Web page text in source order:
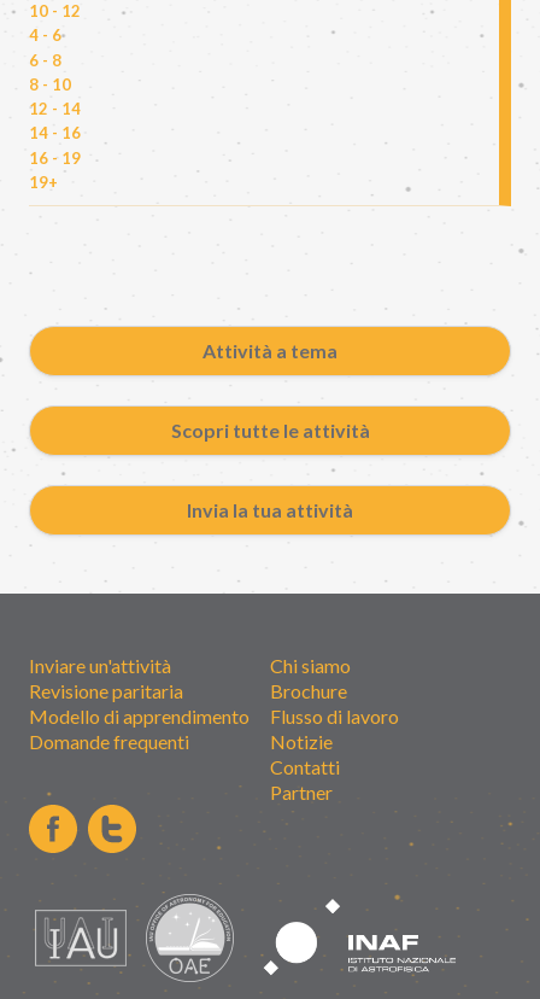
10 - 12
4 - 6
6 - 8
8 - 10
12 - 14
14 - 16
16 - 19
19+
Attività a tema
Scopri tutte le attività
Invia la tua attività
Inviare un'attività
Revisione paritaria
Modello di apprendimento
Domande frequenti
Chi siamo
Brochure
Flusso di lavoro
Notizie
Contatti
Partner